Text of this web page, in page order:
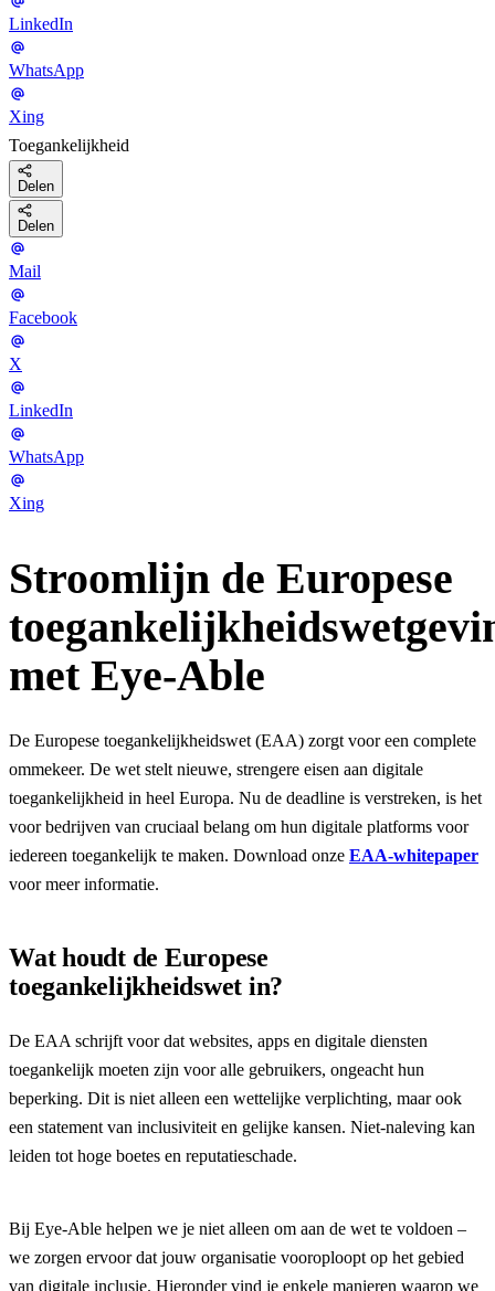
LinkedIn
WhatsApp
Xing
Toegankelijkheid
Delen
Delen
Mail
Facebook
X
LinkedIn
WhatsApp
Xing
Stroomlijn de Europese
met Eye-Able
De Europese toegankelijkheidswet (EAA) zorgt voor een complete
ommekeer. De wet stelt nieuwe, strengere eisen aan digitale
toegankelijkheid in heel Europa. Nu de deadline is verstreken, is het
voor bedrijven van cruciaal belang om hun digitale platforms voor
iedereen toegankelijk te maken. Download onze EAA-whitepaper
voor meer informatie.
Wat houdt de Europese
toegankelijkheidswet in?
De EAA schrijft voor dat websites, apps en digitale diensten
toegankelijk moeten zijn voor alle gebruikers, ongeacht hun
beperking. Dit is niet alleen een wettelijke verplichting, maar ook
een statement van inclusiviteit en gelijke kansen. Niet-naleving kan
leiden tot hoge boetes en reputatieschade.
Bij Eye-Able helpen we je niet alleen om aan de wet te voldoen –
we zorgen ervoor dat jouw organisatie vooroploopt op het gebied
van digitale inclusie. Hieronder vind je enkele manieren waarop we